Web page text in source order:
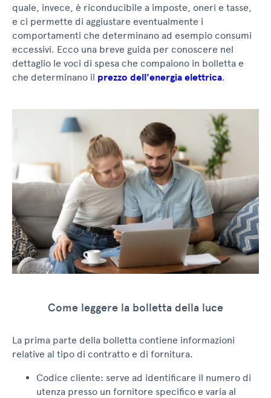
quale, invece, è riconducibile a imposte, oneri e tasse,
e ci permette di aggiustare eventualmente i
comportamenti che determinano ad esempio consumi
eccessivi. Ecco una breve guida per conoscere nel
dettaglio le voci di spesa che compaiono in bolletta e
che determinano il prezzo dell'energia elettrica.
Come leggere la bolletta della luce
La prima parte della bolletta contiene informazioni
relative al tipo di contratto e di fornitura.
Codice cliente: serve ad identificare il numero di
utenza presso un fornitore specifico e varia al